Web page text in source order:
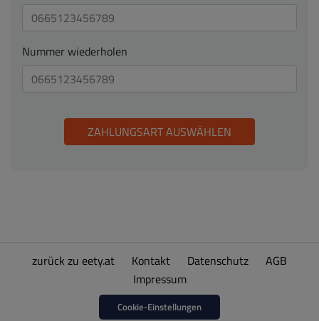
Nummer wiederholen
ZAHLUNGSART AUSWÄHLEN
zurück zu eety.at Kontakt Datenschutz
AGB
Impressum
Cookie-Einstellungen